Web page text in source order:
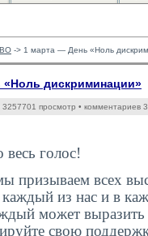
-> 1 марта — День «Ноль
дискриминации»
3257701 просмотр • комментариев 3
голос!
призываем всех
каждый из нас и в
может выразить
свою